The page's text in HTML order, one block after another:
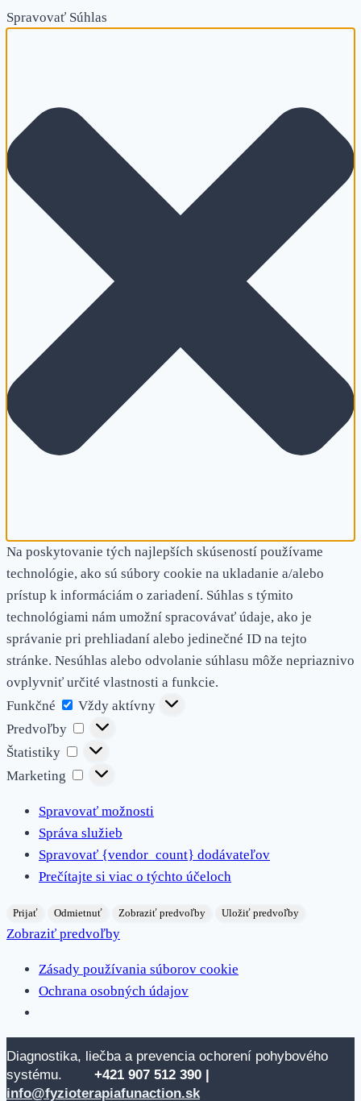
Spravovať Súhlas
Na poskytovanie tých najlepších skúseností používame
technológie, ako sú súbory cookie na ukladanie a/alebo
prístup k informáciám o zariadení. Súhlas s týmito
technológiami nám umožní spracovávať údaje, ako je
správanie pri prehliadaní alebo jedinečné ID na tejto
stránke. Nesúhlas alebo odvolanie súhlasu môže nepriaznivo
ovplyvniť určité vlastnosti a funkcie.
Funkčné
Funkčné
Vždy aktívny
Predvoľby
Predvoľby
Štatistiky
Štatistiky
Marketing
Marketing
Spravovať možnosti
Správa služieb
Spravovať {vendor_count} dodávateľov
Prečítajte si viac o týchto účeloch
Prijať Odmietnuť Zobraziť predvoľby Uložiť predvoľby
Zobraziť predvoľby
Zásady používania súborov cookie
Ochrana osobných údajov
Skip
to
content
Diagnostika, liečba a prevencia ochorení pohybového
systému. +421 907 512 390 |
info@fyzioterapiafunaction.sk